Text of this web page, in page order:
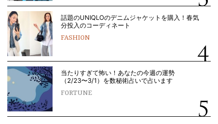
話題のUNIQLOのデニムジャケットを購入！春気
分投入のコーディネート
FASHION
当たりすぎて怖い！あなたの今週の運勢
（2/23〜3/1）を数秘術占いで占います
FORTUNE